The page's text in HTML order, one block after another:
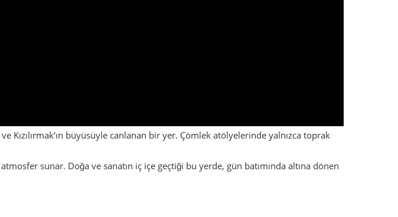
büyüsüyle canlanan bir yer. Çömlek atölyelerinde yalnızca toprak
sunar. Doğa ve sanatın iç içe geçtiği bu yerde, gün batımında altına dönen